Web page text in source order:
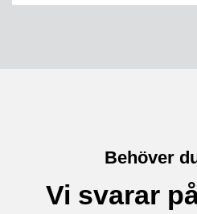
Behöver
Vi svarar